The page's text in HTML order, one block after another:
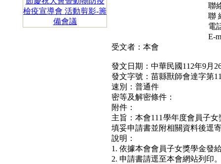
聯絡地址：苗栗
聯 絡 人：鍾燕
電話：037-
E-mail：
受文者：本會
發文日期：中華民國112年9月
發文字號：苗縣獸師會達字第
速別：普通件
密等及解密條件：
附件：
主旨：本會111學年度會員子
填妥申請書並附相
說明：
1. 依據本會會員子女獎學金發
2. 申請書請逕至本會網站列印